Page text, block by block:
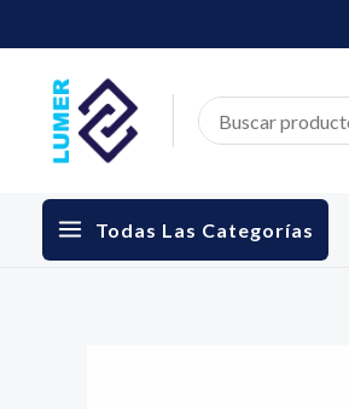
to
content
Search
for:
MAIN
Todas Las Categorías